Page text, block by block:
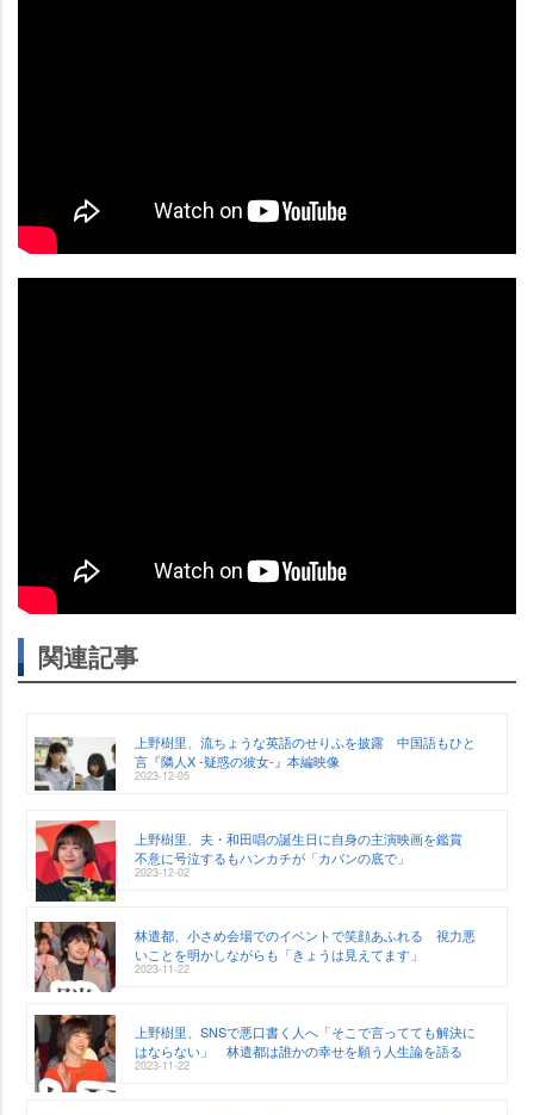
関連記事
上野樹里、流ちょうな英語のせりふを披露 中国語もひと
言『隣人X -疑惑の彼女-』本編映像
2023-12-05
上野樹里、夫・和田唱の誕生日に自身の主演映画を鑑賞
不意に号泣するもハンカチが「カバンの底で」
2023-12-02
林遣都、小さめ会場でのイベントで笑顔あふれる 視力悪
いことを明かしながらも「きょうは見えてます」
2023-11-22
上野樹里、SNSで悪口書く人へ「そこで言ってても解決に
はならない」 林遣都は誰かの幸せを願う人生論を語る
2023-11-22